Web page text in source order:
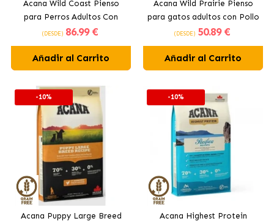
Acana Wild Coast Pienso
para Perros Adultos Con
Salmón
(DESDE) 86.99 €
Añadir al Carrito
Acana Wild Prairie Pienso
para gatos adultos con Pollo
y Pavo
(DESDE) 50.89 €
Añadir al Carrito
-10%
Acana Puppy Large Breed
-10%
Acana Highest Protein